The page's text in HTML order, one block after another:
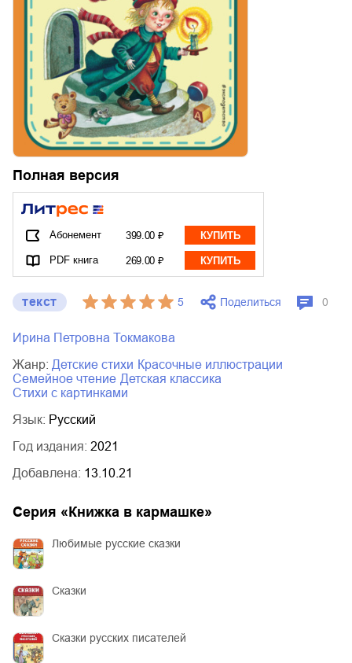
Полная версия
Абонемент 399.00 ₽ КУПИТЬ
PDF книга 269.00 ₽ КУПИТЬ
текст 5 Поделиться 0
Ирина Петровна Токмакова
Жанр:
детские стихи
красочные иллюстрации
семейное чтение
детская классика
стихи с картинками
Язык: Русский
Год издания: 2021
Добавлена: 13.10.21
Серия « Книжка в кармашке»
Любимые русские сказки
Сказки
Сказки русских писателей